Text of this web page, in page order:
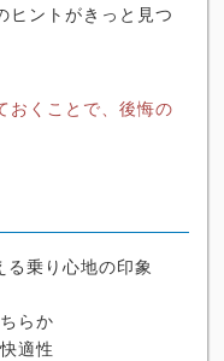
ヒントがきっと見つ
おくことで、後悔の
乗り心地の印象
らか
適性